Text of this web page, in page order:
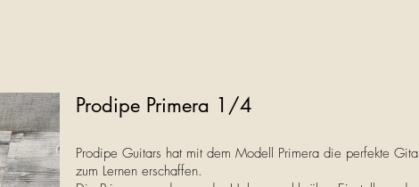
Prodipe Primera 1/4
Prodipe Guitars hat mit dem Modell Primera die perfekte
zum Lernen erschaffen.